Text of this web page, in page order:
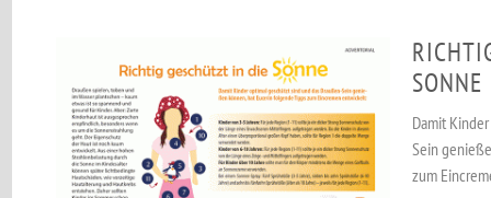
SONNE
Damit
Sein
zum